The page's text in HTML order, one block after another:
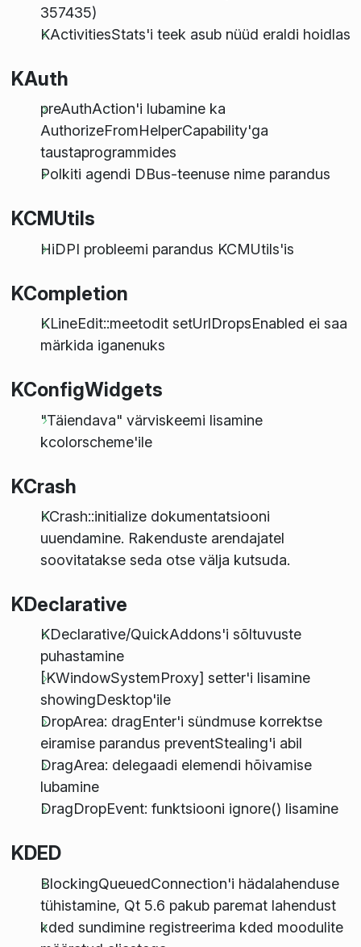
357435)
KActivitiesStats'i teek asub nüüd eraldi hoidlas
KAuth
preAuthAction'i lubamine ka
AuthorizeFromHelperCapability'ga
taustaprogrammides
Polkiti agendi DBus-teenuse nime parandus
KCMUtils
HiDPI probleemi parandus KCMUtils'is
KCompletion
KLineEdit::meetodit setUrlDropsEnabled ei saa
märkida iganenuks
KConfigWidgets
"Täiendava" värviskeemi lisamine
kcolorscheme'ile
KCrash
KCrash::initialize dokumentatsiooni
uuendamine. Rakenduste arendajatel
soovitatakse seda otse välja kutsuda.
KDeclarative
KDeclarative/QuickAddons'i sõltuvuste
puhastamine
[KWindowSystemProxy] setter'i lisamine
showingDesktop'ile
DropArea: dragEnter'i sündmuse korrektse
eiramise parandus preventStealing'i abil
DragArea: delegaadi elemendi hõivamise
lubamine
DragDropEvent: funktsiooni ignore() lisamine
KDED
BlockingQueuedConnection'i hädalahenduse
tühistamine, Qt 5.6 pakub paremat lahendust
kded sundimine registreerima kded moodulite